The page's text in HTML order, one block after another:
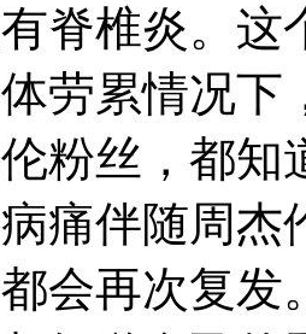
脊椎炎。这
劳累情况
粉丝，都
痛伴随周杰
会再次复发